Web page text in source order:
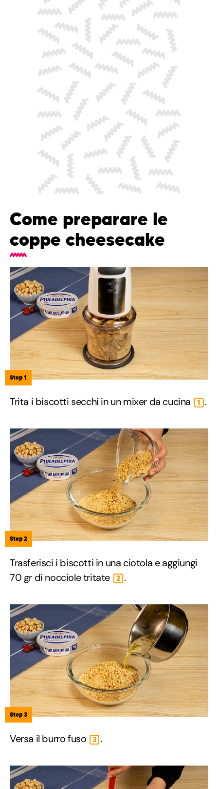
Come preparare le
coppe cheesecake
Step 1
Trita i biscotti secchi in un mixer da cucina 1 .
Step 2
Trasferisci i biscotti in una ciotola e aggiungi
70 gr di nocciole tritate
2 .
Step 3
Versa il burro fuso 3 .